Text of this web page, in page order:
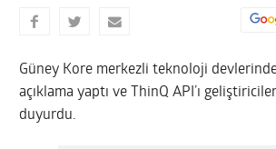
Güney Kore merkezli teknoloji
açıklama yaptı ve ThinQ API’ı
duyurdu.